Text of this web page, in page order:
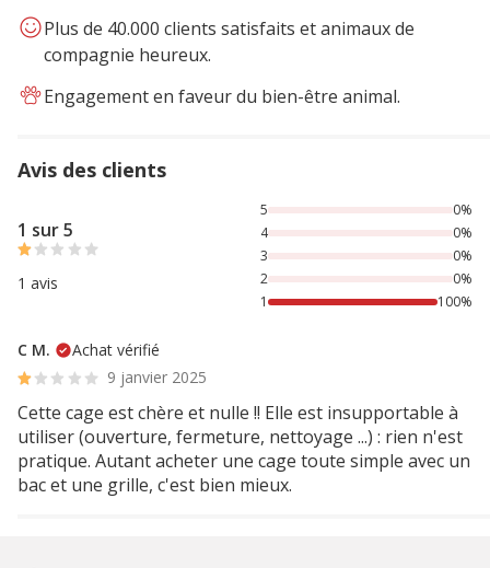
Plus de 40.000 clients satisfaits et animaux de
compagnie heureux.
Engagement en faveur du bien-être animal.
Avis des clients
1 sur 5
1 avis
100% des personnes lont noté avec {1} étoiles
5
0%
4
0%
3
0%
2
0%
1
100%
C M.
Achat vérifié
9 janvier 2025
Cette cage est chère et nulle !! Elle est insupportable à
utiliser (ouverture, fermeture, nettoyage ...) : rien n'est
pratique. Autant acheter une cage toute simple avec un
bac et une grille, c'est bien mieux.